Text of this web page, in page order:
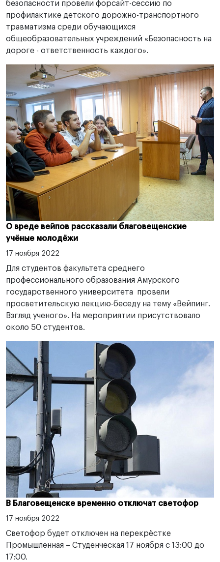
безопасности провели форсайт-сессию по
профилактике детского дорожно-транспортного
травматизма среди обучающихся
общеобразовательных учреждений «Безопасность на
дороге - ответственность каждого».
О вреде вейпов рассказали благовещенские
учёные молодёжи
17 ноября 2022
Для студентов факультета среднего
профессионального образования Амурского
государственного университета провели
просветительскую лекцию-беседу на тему «Вейпинг.
Взгляд ученого». На мероприятии присутствовало
около 50 студентов.
В Благовещенске временно отключат светофор
17 ноября 2022
Светофор будет отключен на перекрёстке
Промышленная – Студенческая 17 ноября с 13:00 до
17:00.